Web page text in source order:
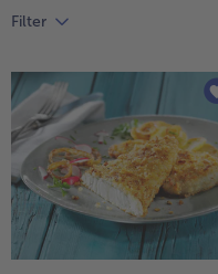
alle
Brot &
alle Brot &
Süße Vielfalt
alle Süße Vielfalt
Confiserie &
alle Confiserie
Wein &
alle Wein &
Küchenhelfer
alle
Filter